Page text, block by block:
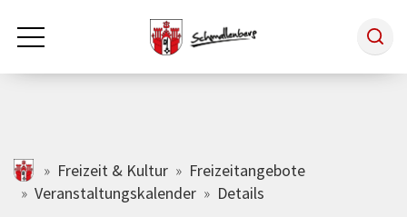
Zum Hauptinhalt springen
Rathaus & Politik
schmallenberg.de
Freizeit & Kultur
Freizeitangebote
Veranstaltungskalender
Details